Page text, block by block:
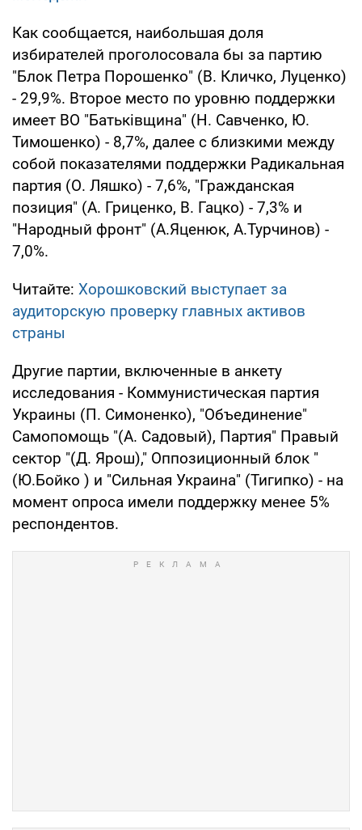
Как сообщается, наибольшая доля
избирателей проголосовала бы за партию
"Блок Петра Порошенко" (В. Кличко, Луценко)
- 29,9%. Второе место по уровню поддержки
имеет ВО "Батьківщина" (Н. Савченко, Ю.
Тимошенко) - 8,7%, далее с близкими между
собой показателями поддержки Радикальная
партия (О. Ляшко) - 7,6%, "Гражданская
позиция" (А. Гриценко, В. Гацко) - 7,3% и
"Народный фронт" (А.Яценюк, А.Турчинов) -
7,0%.
Читайте: Хорошковский выступает за
аудиторскую проверку главных активов
страны
Другие партии, включенные в анкету
исследования - Коммунистическая партия
Украины (П. Симоненко), "Объединение"
Самопомощь "(А. Садовый), Партия" Правый
сектор "(Д. Ярош)," Оппозиционный блок "
(Ю.Бойко ) и "Сильная Украина" (Тигипко) - на
момент опроса имели поддержку менее 5%
респондентов.